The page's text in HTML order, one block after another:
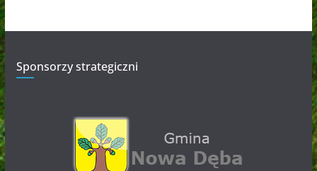
Sponsorzy strategiczni